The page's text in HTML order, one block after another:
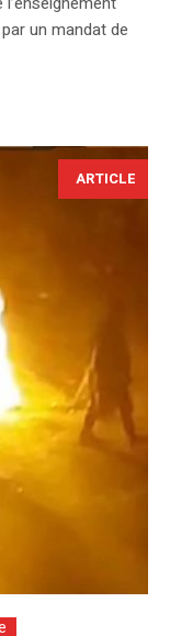
un mandat de
ARTICLE